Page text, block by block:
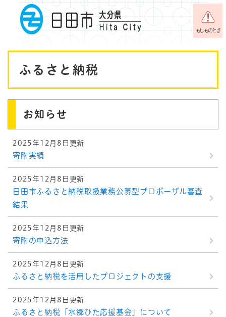
メニューを飛ばして本文へ
もしものとき
ふるさと納税
お知らせ
2025年12月8日更新
寄附実績
2025年12月8日更新
日田市ふるさと納税取扱業務公募型プロポーザル審査
結果
2025年12月8日更新
寄附の申込方法
2025年12月8日更新
ふるさと納税を活用したプロジェクトの支援
2025年12月8日更新
ふるさと納税「水郷ひた応援基金」について